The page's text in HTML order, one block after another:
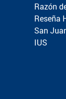
Razón
Reseña
San
IUS